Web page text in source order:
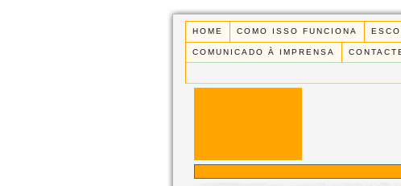
HOME COMO ISSO FUNCIONA
COMUNICADO À IMPRENSA